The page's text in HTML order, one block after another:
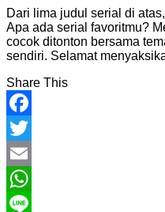
Dari lima judul serial di
Apa ada serial favoritmu?
cocok ditonton bersama
sendiri. Selamat
Share This
Facebook
Twitter
Email
WhatsApp